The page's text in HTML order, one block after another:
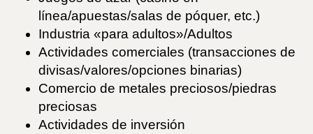
línea/apuestas/salas de póquer, etc.)
Industria «para adultos»/Adultos
Actividades comerciales (transacciones de
divisas/valores/opciones binarias)
Comercio de metales preciosos/piedras
preciosas
Actividades de inversión